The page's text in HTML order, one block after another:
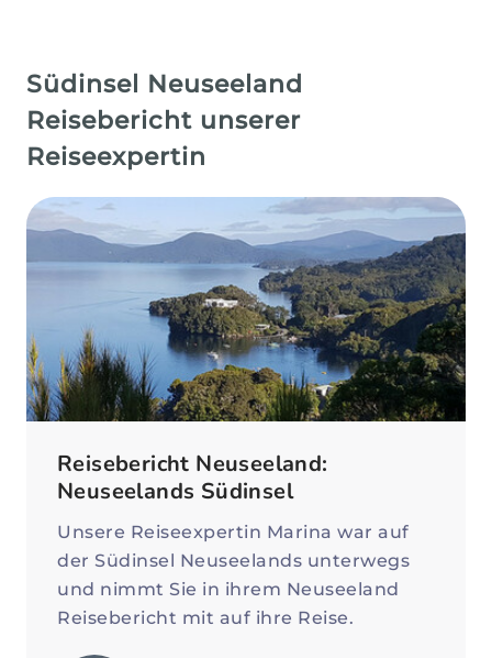
Südinsel Neuseeland
Reisebericht unserer
Reiseexpertin
Reisebericht Neuseeland:
Neuseelands Südinsel
Unsere Reiseexpertin Marina war auf
der Südinsel Neuseelands unterwegs
und nimmt Sie in ihrem Neuseeland
Reisebericht mit auf ihre Reise.